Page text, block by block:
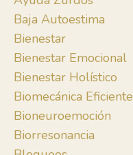
Baja Autoestima
Bienestar
Bienestar Emocional
Bienestar Holístico
Biomecánica Eficiente
Bioneuroemoción
Biorresonancia